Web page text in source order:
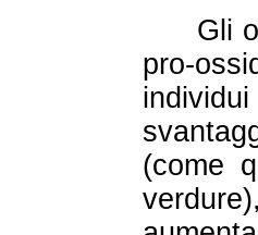
Gli
pro-
(come